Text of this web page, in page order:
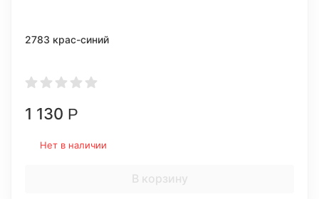
2783 крас-синий
1 130 Р
Нет в наличии
В корзину